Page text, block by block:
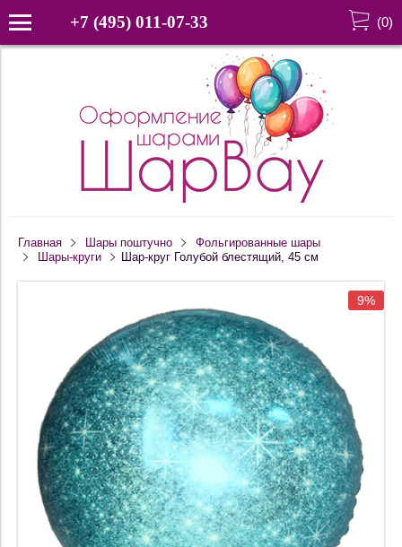
+7 (495) 011-07-33 (0)
Главная Шары поштучно
Фольгированные шары
Шары-круги
Шар-круг Голубой блестящий, 45 см
9%